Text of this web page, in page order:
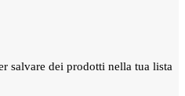
salvare dei prodotti nella tua lista